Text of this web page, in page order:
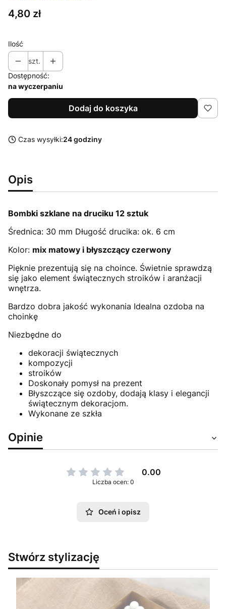
Cena
4,80 zł
Ilość
szt.
Dostępność:
na wyczerpaniu
Dodaj do koszyka
Czas wysyłki:24 godziny
Opis
Bombki szklane na druciku 12 sztuk
Średnica: 30 mm Długość drucika: ok. 6 cm
Kolor: mix matowy i błyszczący czerwony
Pięknie prezentują się na choince. Świetnie sprawdzą
się jako element świątecznych stroików i aranżacji
wnętrza.
Bardzo dobra jakość wykonania Idealna ozdoba na
choinkę
Niezbędne do
dekoracji świątecznych
kompozycji
stroików
Doskonały pomysł na prezent
Błyszczące się ozdoby, dodają klasy i elegancji
świątecznym dekoracjom.
Wykonane ze szkła
Opinie
0.00
Liczba ocen: 0
Oceń i opisz
Stwórz stylizację